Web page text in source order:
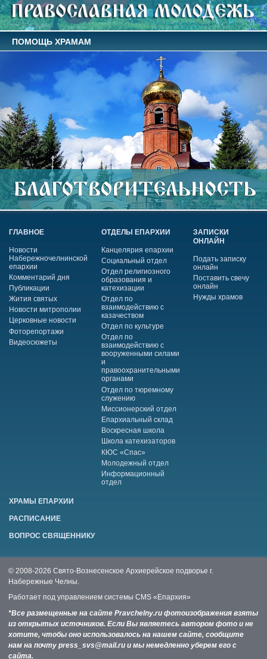
ПОМОЩЬ ХРАМАМ
ГЛАВНОЕ
Новости
Набережночелнинской
епархии
Комментарий дня
Публикации
Жития святых
Новости митрополии
Церковные новости
Фоторепортажи
Видеосюжеты
ОТДЕЛЫ ЕПАРХИИ
Канцелярия епархии
Социальный отдел
Отдел религиозного
образования и
катехизации
Отдел по
взаимодействию с
казачеством
Отдел по культуре
Отдел по
взаимодействию с
вооруженными силами
и
правоохранительными
органами
Отдел по тюремному
служению
Миссионерский отдел
Епархиальный склад
Воскресная школа
Школа катехизаторов
КЮС «Спас»
Молодежный отдел
Информационный
отдел
ЗАПИСКИ
ОНЛАЙН
Подать записку
онлайн
Поставить свечу
онлайн
Нужды храмов
ХРАМЫ ЕПАРХИИ
РАСПИСАНИЕ
ВОПРОС СВЯЩЕННИКУ
© 2008-2026 Свято-Вознесенское Архиерейское подворье г.
Набережные Челны.
Работает под управлением системы CMS «Епархия»
*Все размещенные на сайте Pravchelny.ru фотоизображения взяты
из открытых источников. Если Вы являетесь автором фото и не
хотите, чтобы оно использовалось на нашем сайте, сообщите
нам на почту press_svs@mail.ru и мы немедленно уберем его с
сайта.